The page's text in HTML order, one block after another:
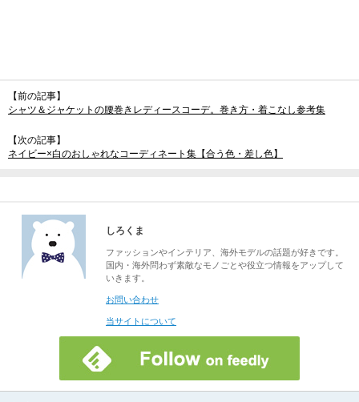
【前の記事】
シャツ＆ジャケットの腰巻きレディースコーデ。巻き方・着こなし参考集
【次の記事】
ネイビー×白のおしゃれなコーディネート集【合う色・差し色】
しろくま
ファッションやインテリア、海外モデルの話題が好きです。
国内・海外問わず素敵なモノごとや役立つ情報をアップして
いきます。
お問い合わせ
当サイトについて